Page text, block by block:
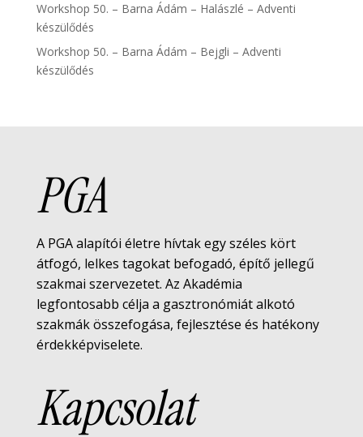
Workshop 50. – Barna Ádám – Halászlé – Adventi
készülődés
Workshop 50. – Barna Ádám – Bejgli – Adventi
készülődés
PGA
A PGA alapítói életre hívtak egy széles kört
átfogó, lelkes tagokat befogadó, építő jellegű
szakmai szervezetet. Az Akadémia
legfontosabb célja a gasztronómiát alkotó
szakmák összefogása, fejlesztése és hatékony
érdekképviselete.
Kapcsolat